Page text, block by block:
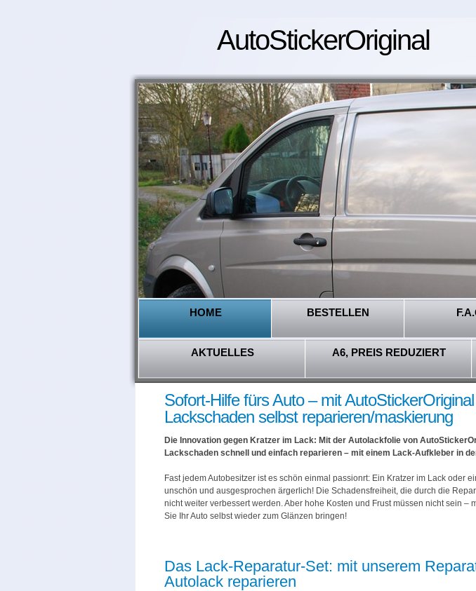
AutoStickerOriginal
HOME BESTELLEN
AKTUELLES A6, PREIS REDUZIERT
Sofort-Hilfe fürs Auto – mit
Lackschaden selbst reparieren/maskierung
Die Innovation gegen Kratzer im Lack: Mit der Autolackfolie von
Lackschaden schnell und einfach reparieren – mit einem Lack-Aufkleber in
Fast jedem Autobesitzer ist es schön einmal passionrt: Ein Kratzer im Lack oder
unschön und ausgesprochen ärgerlich! Die Schadensfreiheit, die durch die
nicht weiter verbessert werden. Aber hohe Kosten und Frust müssen nicht sein –
Sie Ihr Auto selbst wieder zum Glänzen bringen!
Das Lack-Reparatur-Set: mit unserem
Autolack reparieren